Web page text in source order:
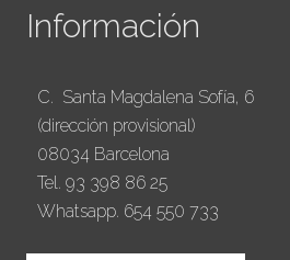
Información
C. Santa Magdalena Sofía, 6
(dirección provisional)
08034 Barcelona
Tel. 93 398 86 25
Whatsapp. 654 550 733